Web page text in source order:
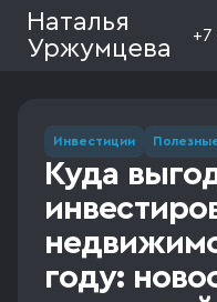
Наталья
Уржумцева
Инвестиции
Куда
году: